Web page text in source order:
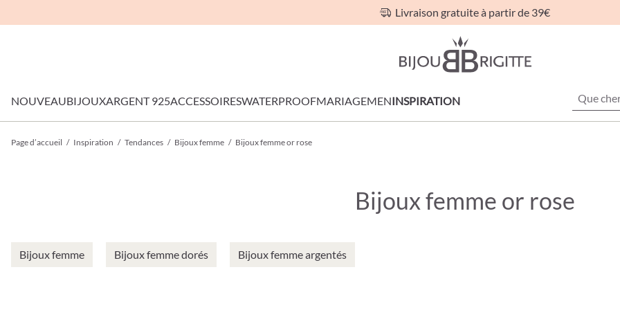
Livraison gratuite à partir de 39€
NOUVEAUBIJOUXARGENT 925ACCESSOIRESWATERPROOFMARIAGEMENINSPIRATION
Page d’accueil / Inspiration / Tendances / Bijoux femme / Bijoux femme or rose
Bijoux femme or rose
Bijoux femme Bijoux femme dorés Bijoux femme argentés